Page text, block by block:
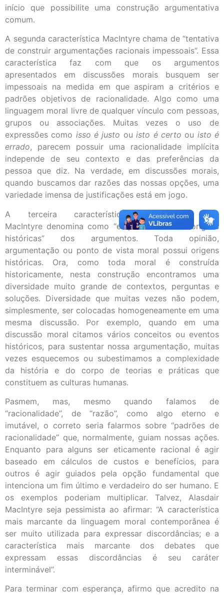
início que possibilite uma construção argumentativa
comum.
A segunda característica MacIntyre chama de “tentativa
de construir argumentações racionais impessoais”. Essa
característica faz com que os argumentos
apresentados em discussões morais busquem ser
impessoais na medida em que aspiram a critérios e
padrões objetivos de racionalidade. Algo como uma
linguagem moral livre de qualquer vínculo com pessoas,
grupos ou associações. Muitas vezes o uso de
expressões como isso é justo ouisto é certo ou isto é
errado, parecem possuir uma racionalidade implícita
independe de seu contexto e das preferências da
pessoa que diz. Na verdade, em discussões morais,
quando buscamos dar razões das nossas opções, uma
variedade imensa de justificações está em jogo.
A terceira característica é aquilo que
MacIntyre denomina como “esquecimento das origens
históricas” dos argumentos. Toda opinião,
argumentação ou ponto de vista moral possui origens
históricas. Ora, como toda moral é construída
historicamente, nesta construção encontramos uma
diversidade muito grande de contextos, perguntas e
soluções. Diversidade que muitas vezes não podem,
simplesmente, ser colocadas homogeneamente em uma
mesma discussão. Por exemplo, quando em uma
discussão moral citamos vários conceitos ou eventos
históricos, para sustentar nossa argumentação, muitas
vezes esquecemos ou subestimamos a complexidade
da história e do corpo de teorias e práticas que
constituem as culturas humanas.
Pasmem, mas, mesmo quando falamos de
“racionalidade”, de “razão”, como algo eterno e
imutável, o correto seria falarmos sobre “padrões de
racionalidade” que, normalmente, guiam nossas ações.
Enquanto para alguns ser eticamente racional é agir
baseado em cálculos de custos e benefícios, para
outros é agir guiados pela opção fundamental que
intenciona um fim último e verdadeiro do ser humano. E
os exemplos poderiam multiplicar. Talvez, Alasdair
MacIntyre seja pessimista ao afirmar: “A característica
mais marcante da linguagem moral contemporânea é
ser muito utilizada para expressar discordâncias; e a
característica mais marcante dos debates que
expressam essas discordâncias é seu caráter
interminável”.
Para terminar com esperança, afirmo que acredito na